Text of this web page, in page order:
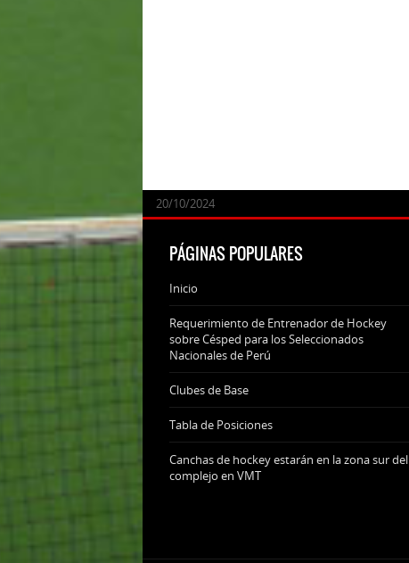
24/09/2025
07/11/2024
20/10/2024
20/10/2024
PÁGINAS POPULARES
Inicio
Requerimiento de Entrenador de Hockey
sobre Césped para los Seleccionados
Nacionales de Perú
Clubes de Base
Tabla de Posiciones
Canchas de hockey estarán en la zona sur del
complejo en VMT